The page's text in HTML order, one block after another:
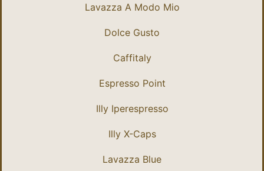
Lavazza A Modo Mio
Dolce Gusto
Caffitaly
Espresso Point
Illy Iperespresso
Illy X-Caps
Lavazza Blue